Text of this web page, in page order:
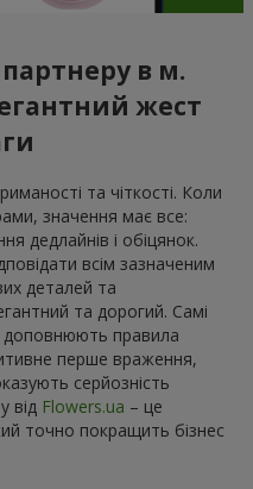
в м.
жест
та чіткості. Коли
значення має все:
дедлайнів і обіцянок.
всім зазначеним
деталей та
та дорогий. Самі
доповнюють правила
перше враження,
серйозність
від Flowers.ua – це
точно покращить бізнес